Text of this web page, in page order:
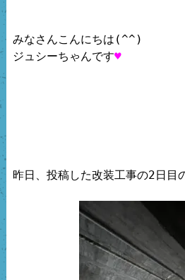
みなさんこんにちは(^^)
ジュシーちゃんです♥
昨日、投稿した改装工事の2日